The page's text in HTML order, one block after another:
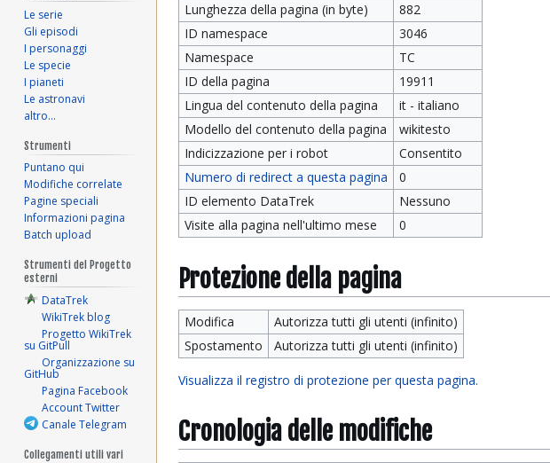
Lunghezza della pagina (in byte)
882
ID namespace
3046
Namespace
TC
ID della pagina
19911
Lingua del contenuto della pagina
it - italiano
Modello del contenuto della pagina
wikitesto
Indicizzazione per i robot
Consentito
Numero di redirect a questa pagina
0
ID elemento DataTrek
Nessuno
Visite alla pagina nell'ultimo mese
0
Protezione della pagina
Modifica
Autorizza tutti gli utenti (infinito)
Spostamento
Autorizza tutti gli utenti (infinito)
Visualizza il registro di protezione per questa pagina.
Cronologia delle modifiche
Le serie
Gli episodi
I personaggi
Le specie
I pianeti
Le astronavi
altro…
Strumenti
Puntano qui
Modifiche correlate
Pagine speciali
Informazioni pagina
Batch upload
Strumenti del Progetto
esterni
DataTrek
WikiTrek blog
Progetto WikiTrek
su GitPull
Organizzazione su
GitHub
Pagina Facebook
Account Twitter
Canale Telegram
Collegamenti utili vari